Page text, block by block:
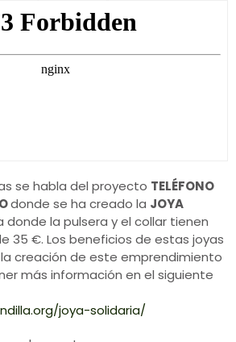
se habla del proyecto TELÉFONO
donde se ha creado la JOYA
donde la pulsera y el collar tienen
35 €. Los beneficios de estas joyas
creación de este emprendimiento
más información en el siguiente
joya-solidaria/